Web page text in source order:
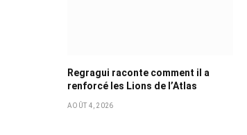
Regragui raconte comment il a
renforcé les Lions de l’Atlas
AOÛT 4, 2026